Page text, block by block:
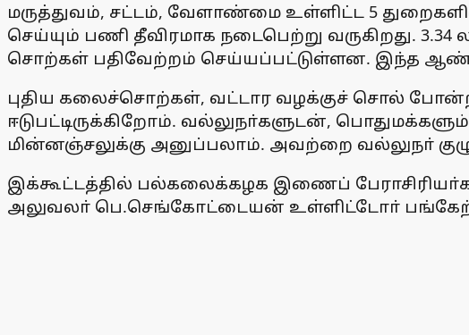
மருத்துவம், சட்டம், வேளாண்மை உள்ளிட்ட 5
செய்யும் பணி தீவிரமாக நடைபெற்று வருகிறது.
சொற்கள் பதிவேற்றம் செய்யப்பட்டுள்ளன. இந்த
புதிய கலைச்சொற்கள், வட்டார வழக்குச் சொல்
ஈடுபட்டிருக்கிறோம். வல்லுநா்களுடன்,
மின்னஞ்சலுக்கு அனுப்பலாம். அவற்றை வல்லுநா்
இக்கூட்டத்தில் பல்கலைக்கழக இணைப்
அலுவலா் பெ.செங்கோட்டையன் உள்ளிட்டோா்